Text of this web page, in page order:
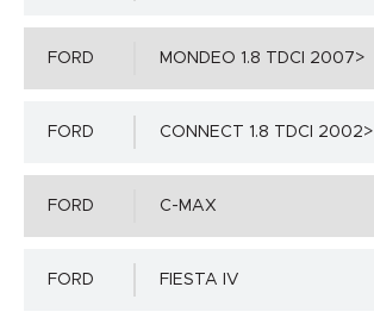
-0.13 mm.
FORD MONDEO 1.8 TDCI 2007>
FORD CONNECT 1.8 TDCI 2002>
FORD C-MAX
FORD FIESTA IV